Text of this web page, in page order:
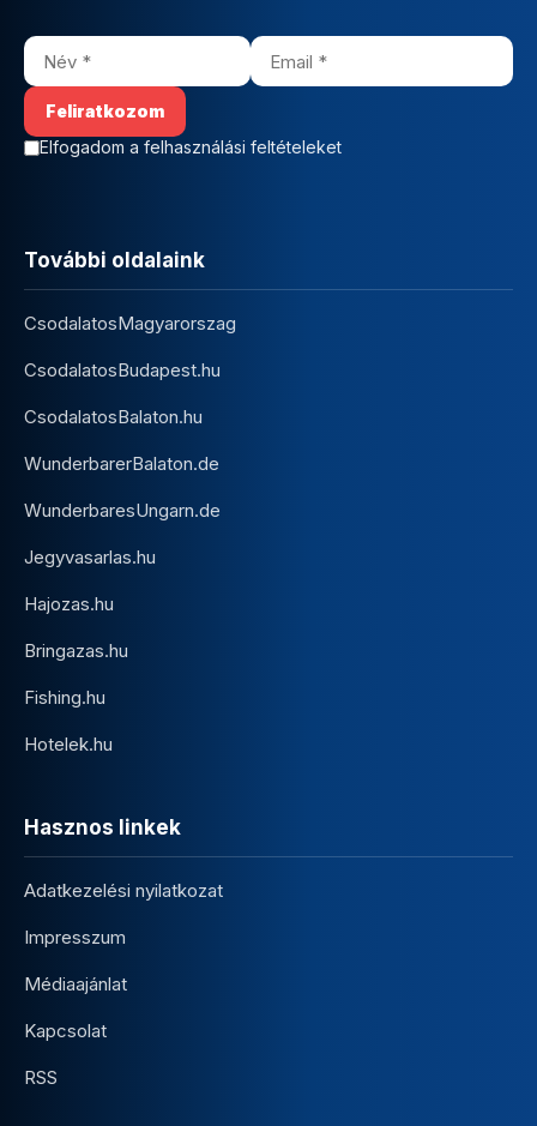
Elfogadom a felhasználási feltételeket
További oldalaink
CsodalatosMagyarorszag
CsodalatosBudapest.hu
CsodalatosBalaton.hu
WunderbarerBalaton.de
WunderbaresUngarn.de
Jegyvasarlas.hu
Hajozas.hu
Bringazas.hu
Fishing.hu
Hotelek.hu
Hasznos linkek
Adatkezelési nyilatkozat
Impresszum
Médiaajánlat
Kapcsolat
RSS